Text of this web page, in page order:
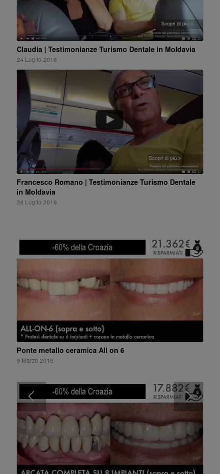
Claudia | Testimonianze Turismo Dentale in Moldavia
24 Luglio 2016
Francesco Romano | Testimonianze Turismo Dentale
in Moldavia
24 Luglio 2016
Ponte metallo ceramica All on 6
9 Marzo 2016